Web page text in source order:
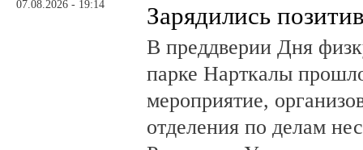
07.08.2026 - 19:14 Зарядились
В преддверии Дня
парке Нарткалы
мероприятие,
отделения по делам